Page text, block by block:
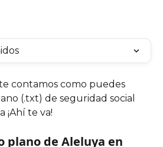
contamos como puedes
(.txt) de seguridad social
¡Ahí te va!
plano de Aleluya en